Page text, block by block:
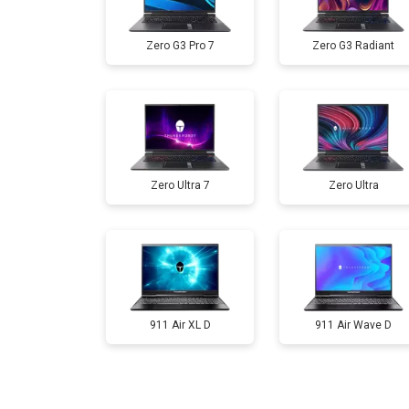
Замена разъема HDMI
Замена тачпада
Замена клавиатуры
Замена аккумулятора
Замена материнской платы
Zero G3 Pro 7 Zero G3 Radiant
Zero Ultra 7 Zero Ultra
911 Air XL D 911 Air Wave D